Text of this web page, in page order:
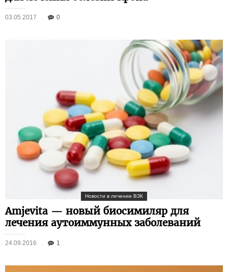
03.05.2017 0
Новости в лечении ВЗК
Amjevita — новый биосимиляр для
лечения аутоиммунных заболеваний
24.09.2016 1